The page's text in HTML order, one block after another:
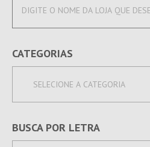
CATEGORIAS
BUSCA POR LETRA